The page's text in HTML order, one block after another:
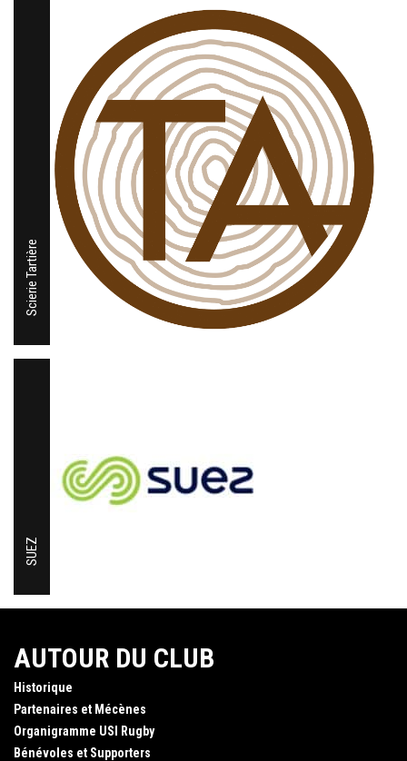
Scierie Tartière
SUEZ
AUTOUR DU CLUB
Historique
Partenaires et Mécènes
Organigramme USI Rugby
Bénévoles et Supporters